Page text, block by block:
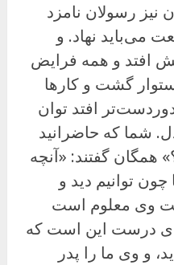
نیز رسولان نامزد
می‌باید نهاد. و
افتد و همه فرایض
گشت و کارها
افتد توان
شما که حاضرانید
همگان گفتند: «آنچه
چون توانیم دید و
وی معلوم است
درست این است که
و وی ما را پدر